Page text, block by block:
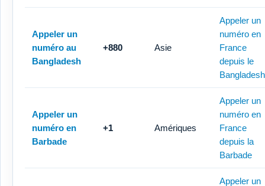
Appeler un
numéro au
Bangladesh
+880 Asie
Appeler un
numéro en
France
depuis le
Bangladesh
Appeler un
numéro en
Barbade
+1 Amériques
Appeler un
numéro en
France
depuis la
Barbade
Appeler un